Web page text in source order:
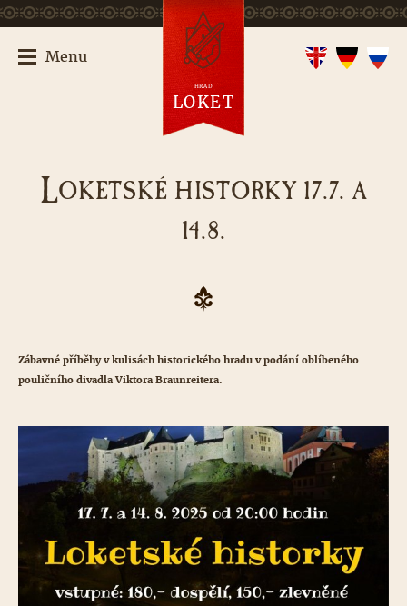
LOKETSKÉ HISTORKY 17.7. A
14.8.
Zábavné příběhy v kulisách historického hradu v podání oblíbeného
pouličního divadla Viktora Braunreitera.
Menu
HRAD
LOKET